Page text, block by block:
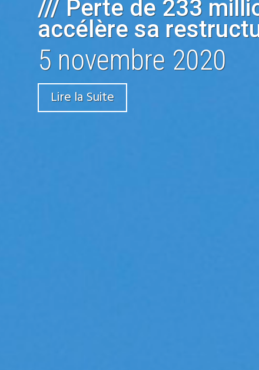
/// Perte de 233
accélère sa
5 novembre 2020
Lire la Suite